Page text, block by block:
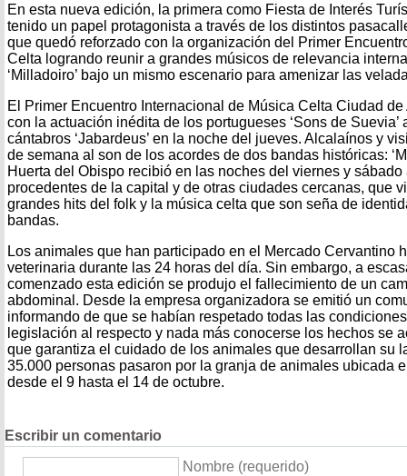
En esta nueva edición, la primera como Fiesta de Interés
tenido un papel protagonista a través de los distintos
que quedó reforzado con la organización del Primer
Celta logrando reunir a grandes músicos de relevancia
‘Milladoiro’ bajo un mismo escenario para amenizar las
El Primer Encuentro Internacional de Música Celta Ciudad
con la actuación inédita de los portugueses ‘Sons de
cántabros ‘Jabardeus’ en la noche del jueves. Alcalaínos y
de semana al son de los acordes de dos bandas históricas:
Huerta del Obispo recibió en las noches del viernes y
procedentes de la capital y de otras ciudades cercanas, que
grandes hits del folk y la música celta que son seña de
bandas.
Los animales que han participado en el Mercado Cervantino
veterinaria durante las 24 horas del día. Sin embargo, a
comenzado esta edición se produjo el fallecimiento de un
abdominal. Desde la empresa organizadora se emitió un
informando de que se habían respetado todas las
legislación al respecto y nada más conocerse los hechos se
que garantiza el cuidado de los animales que desarrollan su
35.000 personas pasaron por la granja de animales ubicada
desde el 9 hasta el 14 de octubre.
Escribir un comentario
Nombre (requerido)